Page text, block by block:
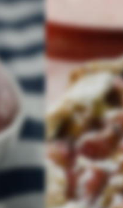
Passwort zurücksetzen